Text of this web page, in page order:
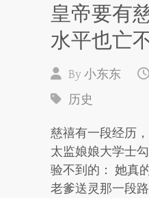
皇帝要有
水平也亡
By小东东
历史
慈禧有一段经历
太监娘娘大学士
验不到的： 她真
老爹送灵那一段